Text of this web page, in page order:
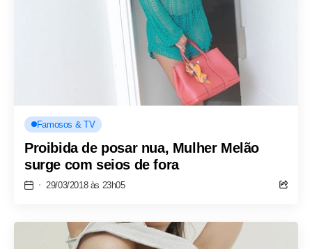
Famosos & TV
Proibida de posar nua, Mulher Melão
surge com seios de fora
29/03/2018 às 23h05